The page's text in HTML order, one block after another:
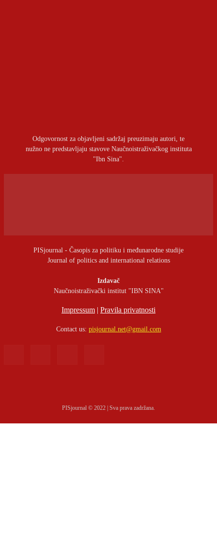
Odgovornost za objavljeni sadržaj preuzimaju autori, te
nužno ne predstavljaju stavove Naučnoistraživačkog instituta
"Ibn Sina".
PISjournal - Časopis za politiku i međunarodne studije
Journal of politics and international relations
Izdavač
Naučnoistraživački institut "IBN SINA"
Impressum | Pravila privatnosti
Contact us: pisjournal.net@gmail.com
PISjournal © 2022 | Sva prava zadržana.